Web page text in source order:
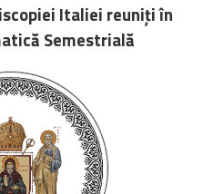
Italia
stampa
e le leggi
pastorali
multimediali
Italiei reuniți în
Semestrială